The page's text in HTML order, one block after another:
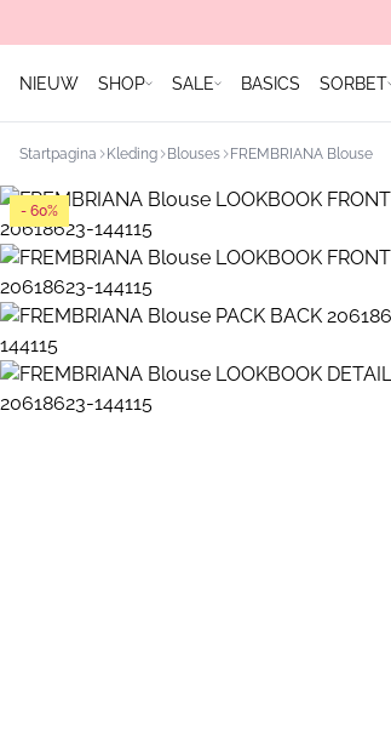
NIEUW SHOP SALE BASICS SORBET
Startpagina Kleding Blouses FREMBRIANA Blouse
- 60%